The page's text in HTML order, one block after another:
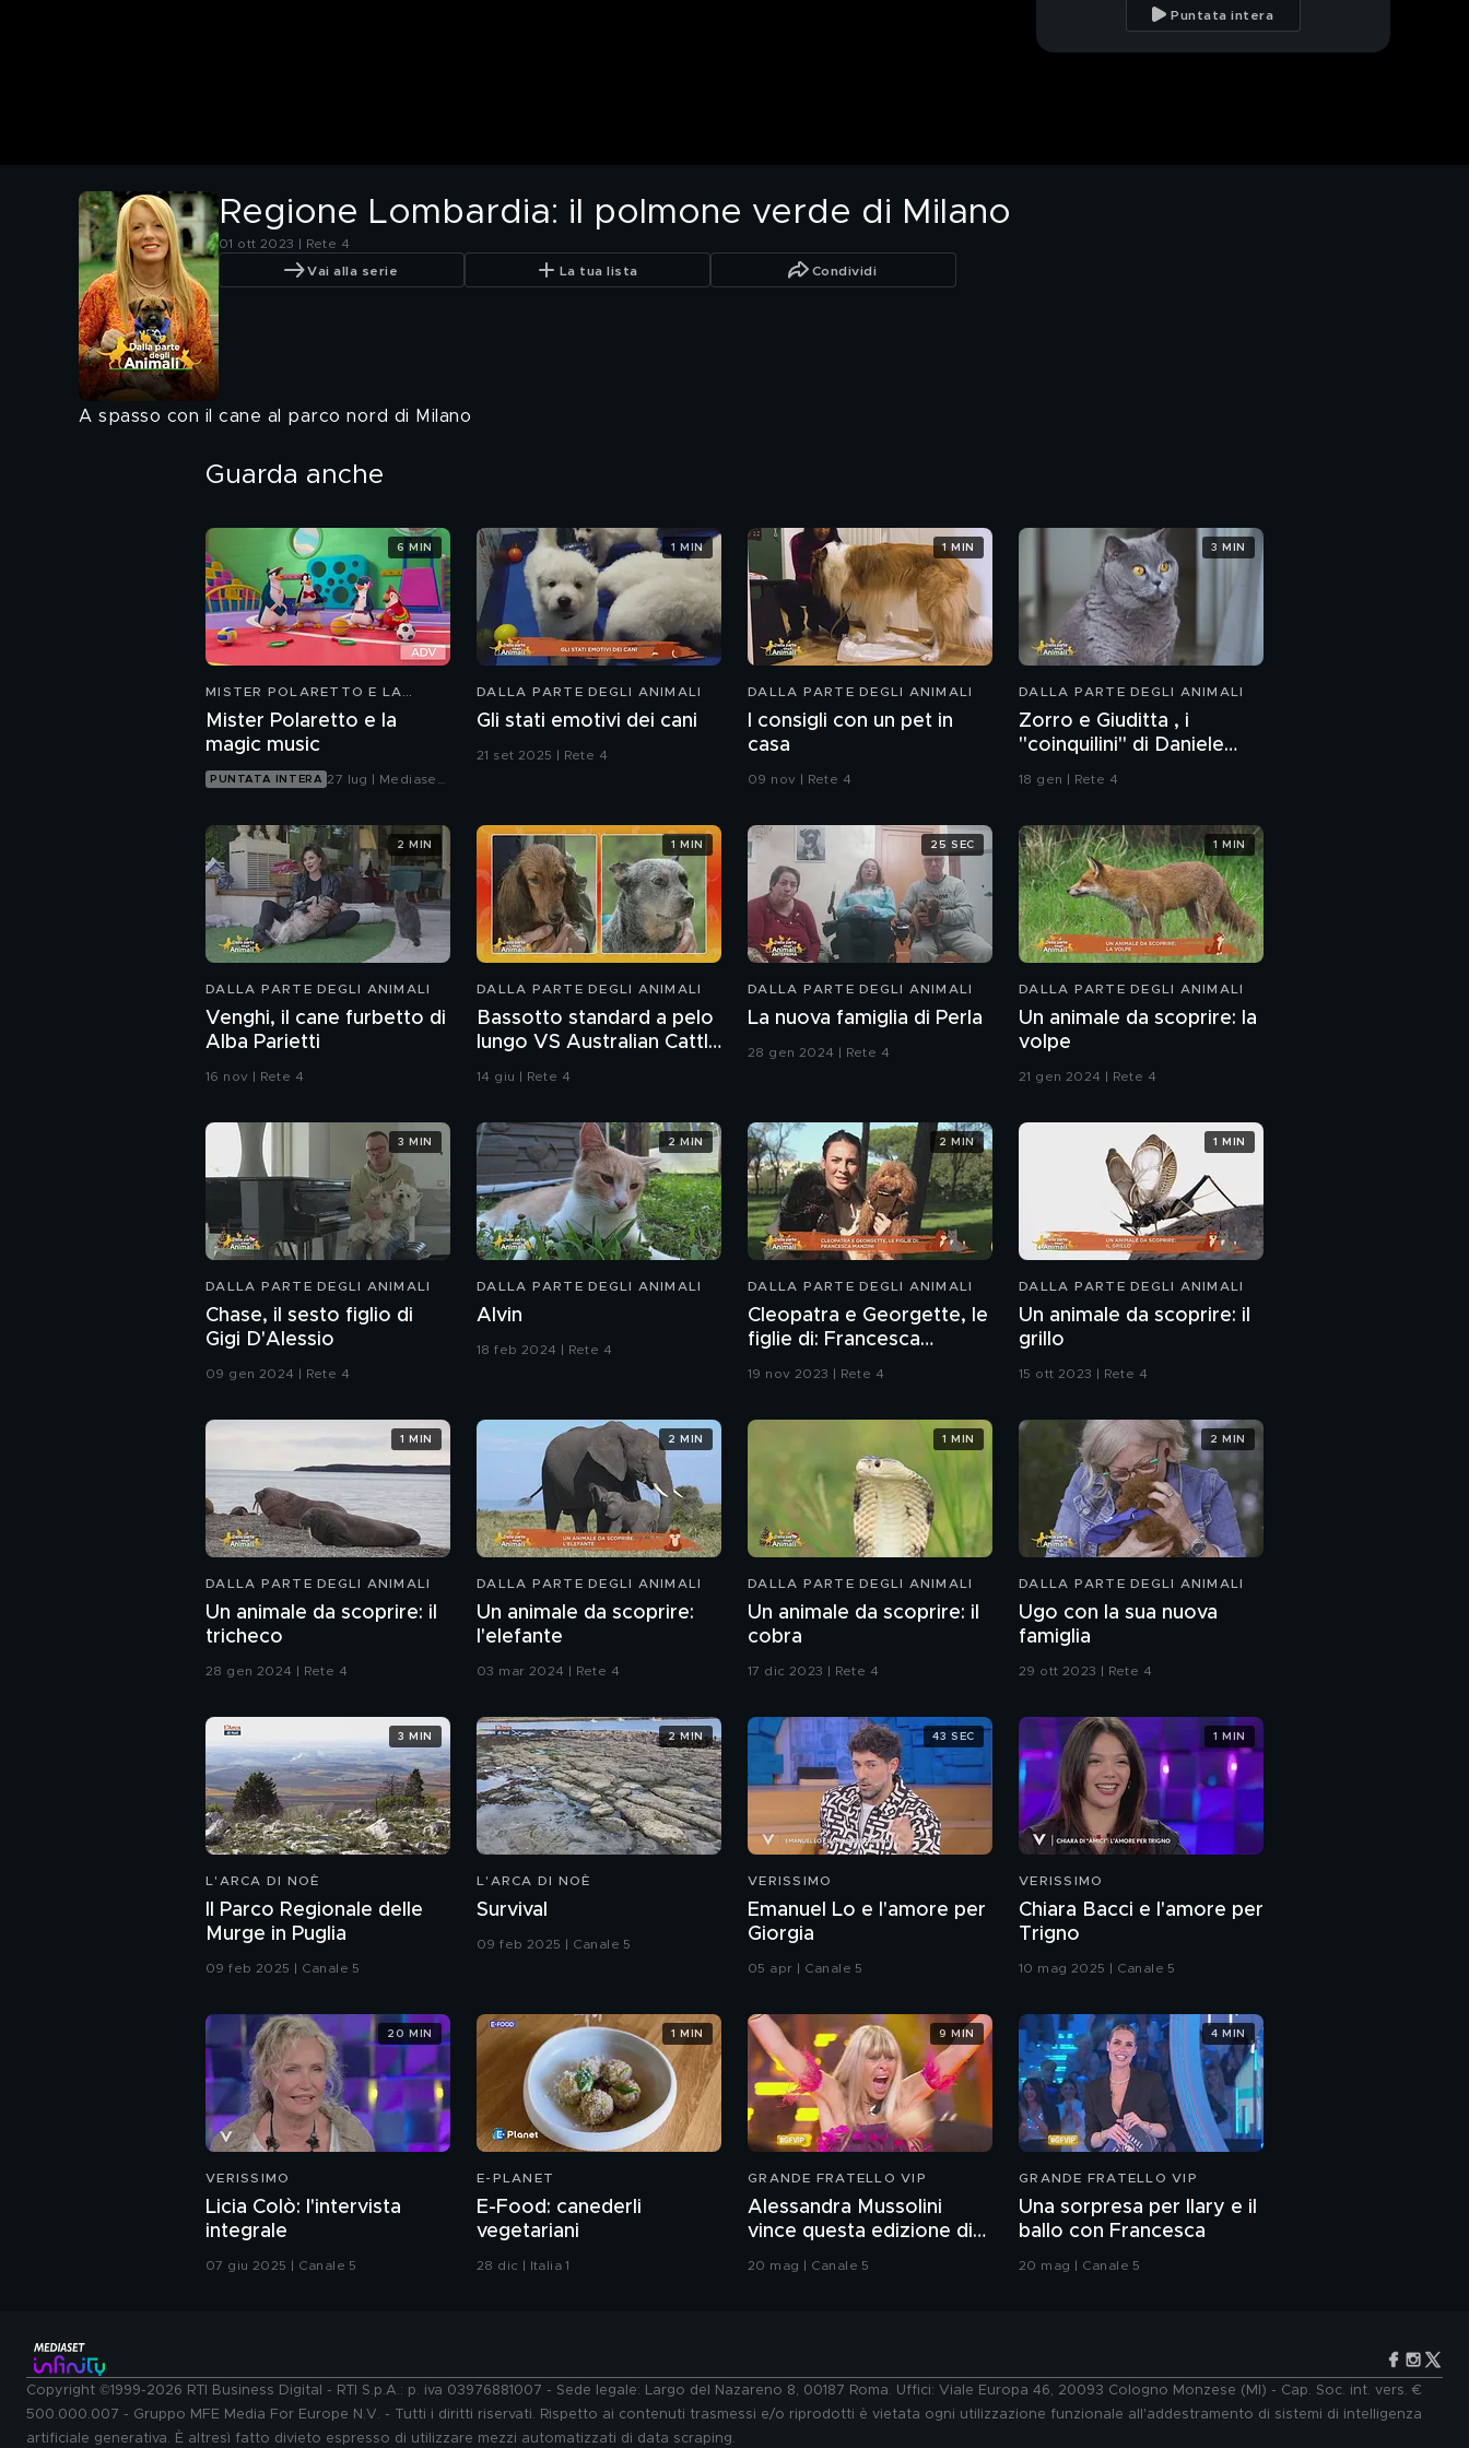
amico dell'uomo?
PROSSIMO VIDEO
I simpatici Dumbo e
Bella
La domanda di
Alessandro
Un animale da scoprire:
La micetta Lilly
Speedy News
Due occhi per chi non
essere amato
Gli amici di Ambra
Puntata intera
Regione Lombardia: il polmone verde di Milano
01 ott 2023 | Rete 4
Vai alla serie La tua lista Condividi
A spasso con il cane al parco nord di Milano
Guarda anche
MISTER POLARETTO E LA
Mister Polaretto e la
magic music
PUNTATA INTERA 27 lug | Mediaset
6 MIN
DALLA PARTE DEGLI ANIMALI
Gli stati emotivi dei cani
21 set 2025 | Rete 4
1 MIN
DALLA PARTE DEGLI ANIMALI
I consigli con un pet in
casa
09 nov | Rete 4
1 MIN
DALLA PARTE DEGLI ANIMALI
Zorro e Giuditta , i
"coinquilini" di Daniele
Capezzone
18 gen | Rete 4
3 MIN
DALLA PARTE DEGLI ANIMALI
Venghi, il cane furbetto di
Alba Parietti
16 nov | Rete 4
2 MIN
DALLA PARTE DEGLI ANIMALI
Bassotto standard a pelo
lungo VS Australian Cattle
14 giu | Rete 4
1 MIN
DALLA PARTE DEGLI ANIMALI
La nuova famiglia di Perla
28 gen 2024 | Rete 4
25 SEC
DALLA PARTE DEGLI ANIMALI
Un animale da scoprire: la
volpe
21 gen 2024 | Rete 4
1 MIN
DALLA PARTE DEGLI ANIMALI
Chase, il sesto figlio di
Gigi D'Alessio
09 gen 2024 | Rete 4
3 MIN
DALLA PARTE DEGLI ANIMALI
Alvin
18 feb 2024 | Rete 4
2 MIN
DALLA PARTE DEGLI ANIMALI
Cleopatra e Georgette, le
figlie di: Francesca
19 nov 2023 | Rete 4
2 MIN
DALLA PARTE DEGLI ANIMALI
Un animale da scoprire: il
grillo
15 ott 2023 | Rete 4
1 MIN
DALLA PARTE DEGLI ANIMALI
Un animale da scoprire: il
tricheco
28 gen 2024 | Rete 4
1 MIN
DALLA PARTE DEGLI ANIMALI
Un animale da scoprire:
l'elefante
03 mar 2024 | Rete 4
2 MIN
DALLA PARTE DEGLI ANIMALI
Un animale da scoprire: il
cobra
17 dic 2023 | Rete 4
1 MIN
DALLA PARTE DEGLI ANIMALI
Ugo con la sua nuova
famiglia
29 ott 2023 | Rete 4
2 MIN
L'ARCA DI NOÈ
Il Parco Regionale delle
Murge in Puglia
09 feb 2025 | Canale 5
3 MIN
L'ARCA DI NOÈ
Survival
09 feb 2025 | Canale 5
2 MIN
VERISSIMO
Emanuel Lo e l'amore per
Giorgia
05 apr | Canale 5
43 SEC
VERISSIMO
Chiara Bacci e l'amore per
Trigno
10 mag 2025 | Canale 5
1 MIN
VERISSIMO
Licia Colò: l'intervista
integrale
07 giu 2025 | Canale 5
20 MIN
E-PLANET
E-Food: canederli
vegetariani
28 dic | Italia 1
1 MIN
GRANDE FRATELLO VIP
Alessandra Mussolini
vince questa edizione di
Grande Fratello VIP
20 mag | Canale 5
9 MIN
GRANDE FRATELLO VIP
Una sorpresa per Ilary e il
ballo con Francesca
20 mag | Canale 5
4 MIN
Copyright ©1999-2026 RTI Business Digital - RTI S.p.A.: p. iva 03976881007 - Sede legale: Largo del Nazareno 8, 00187 Roma. Uffici: Viale Europa 46, 20093 Cologno Monzese (MI) - Cap. Soc. int. vers. €
500.000.007 - Gruppo MFE Media For Europe N.V. - Tutti i diritti riservati. Rispetto ai contenuti trasmessi e/o riprodotti è vietata ogni utilizzazione funzionale all'addestramento di sistemi di intelligenza
artificiale generativa. È altresì fatto divieto espresso di utilizzare mezzi automatizzati di data scraping.